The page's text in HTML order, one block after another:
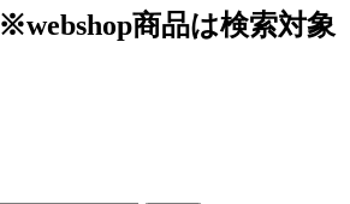
※webshop商品は検索対象